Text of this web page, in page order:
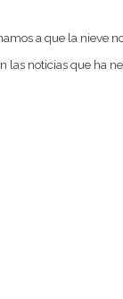
a que la nieve
las noticias que ha